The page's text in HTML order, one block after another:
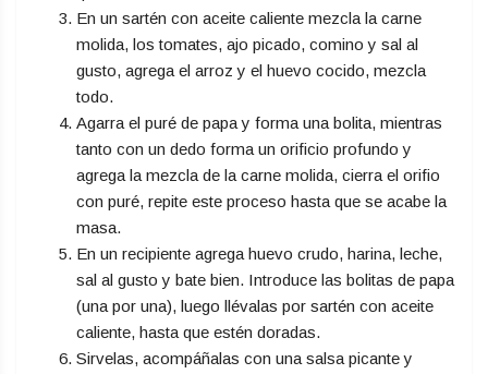
En un sartén con aceite caliente mezcla la carne
molida, los tomates, ajo picado, comino y sal al
gusto, agrega el arroz y el huevo cocido, mezcla
todo.
Agarra el puré de papa y forma una bolita, mientras
tanto con un dedo forma un orificio profundo y
agrega la mezcla de la carne molida, cierra el orifio
con puré, repite este proceso hasta que se acabe la
masa.
En un recipiente agrega huevo crudo, harina, leche,
sal al gusto y bate bien. Introduce las bolitas de papa
(una por una), luego llévalas por sartén con aceite
caliente, hasta que estén doradas.
Sirvelas, acompáñalas con una salsa picante y